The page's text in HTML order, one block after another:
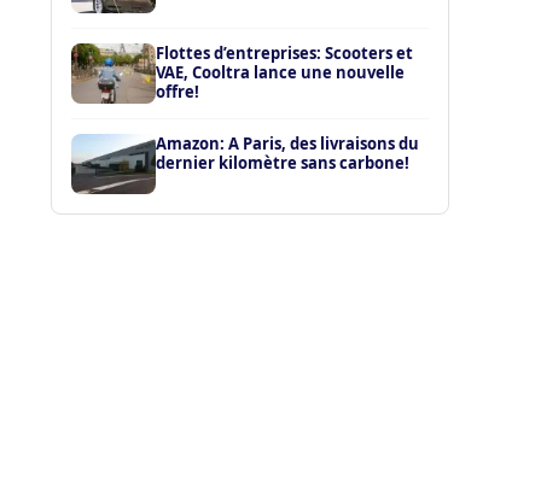
Flottes d’entreprises: Scooters et
VAE, Cooltra lance une nouvelle
offre!
Amazon: A Paris, des livraisons du
dernier kilomètre sans carbone!